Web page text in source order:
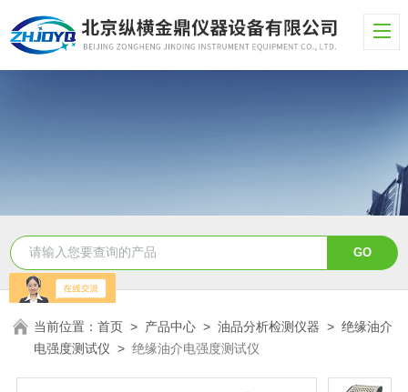
当前位置：首页 > 产品中心 >油品分析检测仪器 >绝缘油介
电强度测试仪 >绝缘油介电强度测试仪